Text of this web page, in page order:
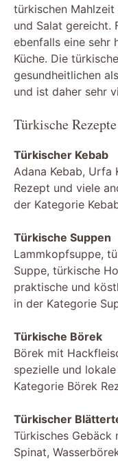
türkischen Mahlzeit
und Salat gereicht.
ebenfalls eine sehr
Küche. Die
gesundheitlichen
und ist daher sehr
Türkische
Türkischer Kebab
Adana Kebab, Urfa
Rezept und viele
der Kategorie
Türkische Suppen
Lammkopfsuppe,
Suppe, türkische
praktische und
in der Kategorie
Türkische Börek
Börek mit
spezielle und
Kategorie Börek
Türkischer
Türkisches
Spinat,